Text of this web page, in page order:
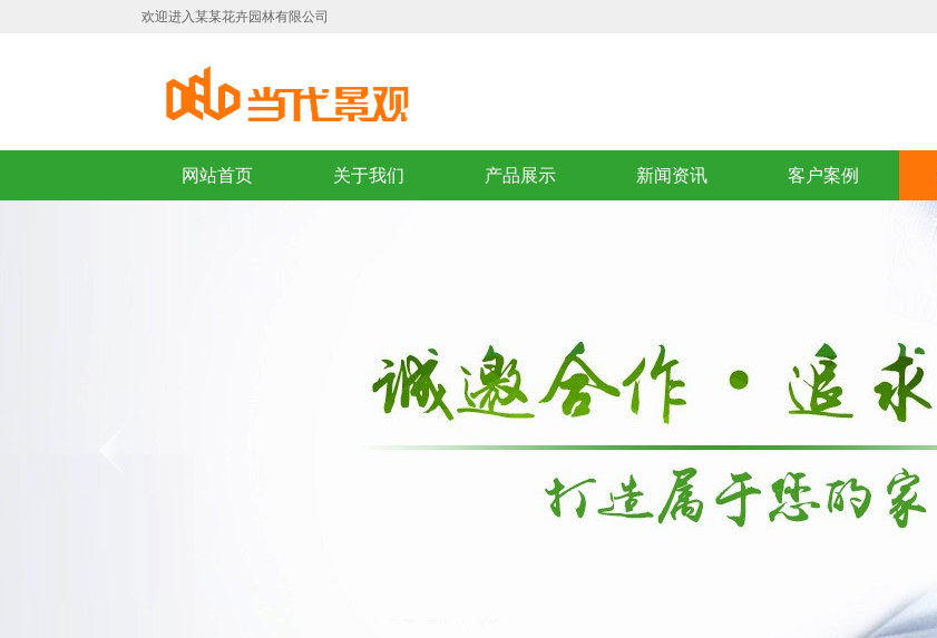
欢迎进入某某花卉园林有限公司
网站首页 关于我们 产品展示 新闻资讯 客户案例